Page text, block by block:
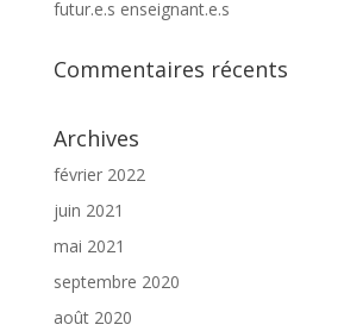
futur.e.s enseignant.e.s
Commentaires récents
Archives
février 2022
juin 2021
mai 2021
septembre 2020
août 2020